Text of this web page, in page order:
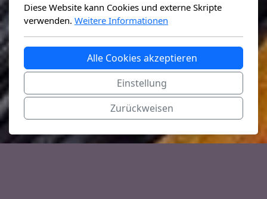
Diese Website kann Cookies und externe Skripte
verwenden. Weitere Informationen
Alle Cookies akzeptieren
Einstellung
Zurückweisen